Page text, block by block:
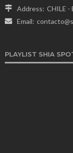
Address: CHILE -
Email:
PLAYLIST SHIA